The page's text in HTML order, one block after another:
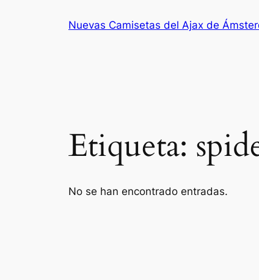
Nuevas Camisetas del Ajax de
Etiqueta:
No se han encontrado entradas.